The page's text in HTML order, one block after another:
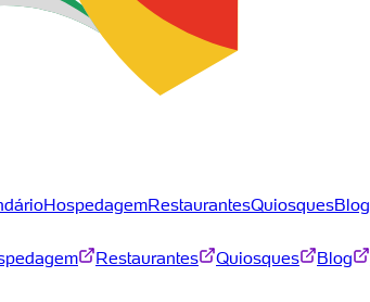
HospedagemRestaurantesQuiosquesBlog
Restaurantes Quiosques Blog